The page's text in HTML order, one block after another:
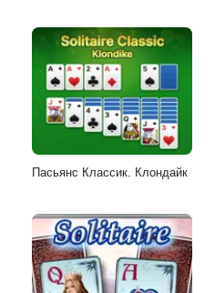
Пасьянс Классик. Клондайк